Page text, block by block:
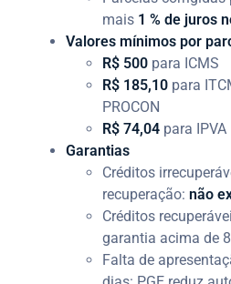
mais 1 % de juros
Valores mínimos por
R$ 500 para ICMS
R$ 185,10 para
PROCON
R$ 74,04 para IPVA
Garantias
Créditos
recuperação:não
Créditos
garantia acima de
Falta de